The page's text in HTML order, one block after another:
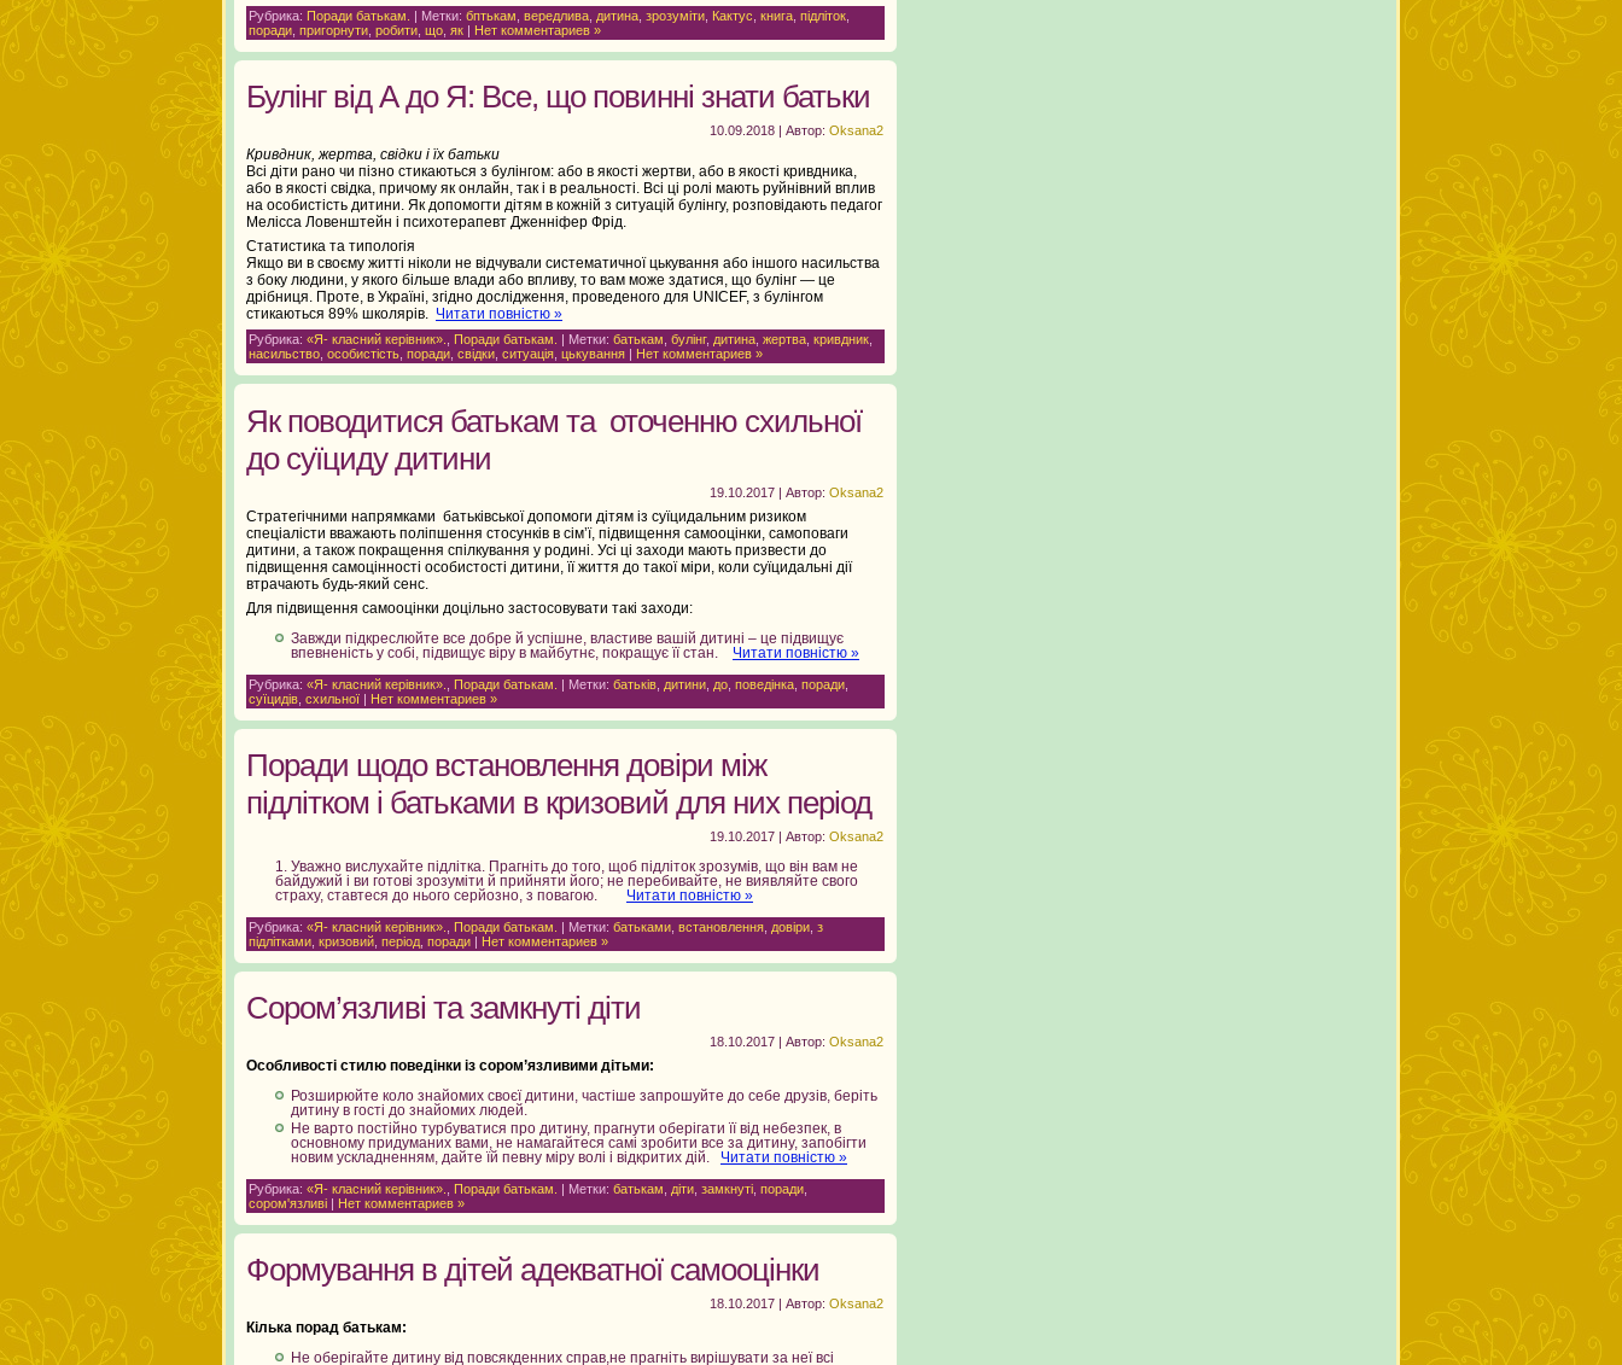
Рубрика: Поради батькам. | Метки: бптькам вередлива дитина зрозуміти Кактус книга підліток
поради пригорнути робити що як | Нет комментариев »
Булінг від А до Я: Все, що повинні знати батьки
10.09.2018 | Автор: Oksana2
Кривдник, жертва, свідки і їх батьки
Всі діти рано чи пізно стикаються з булінгом: або в якості жертви, або в якості кривдника,
або в якості свідка, причому як онлайн, так і в реальності. Всі ці ролі мають руйнівний вплив
на особистість дитини. Як допомогти дітям в кожній з ситуацій булінгу, розповідають педагог
Мелісса Ловенштейн і психотерапевт Дженніфер Фрід.
Статистика та типологія
Якщо ви в своєму житті ніколи не відчували систематичної цькування або іншого насильства
з боку людини, у якого більше влади або впливу, то вам може здатися, що булінг — це
дрібниця. Проте, в Україні, згідно дослідження, проведеного для UNICEF, з булінгом
стикаються 89% школярів. Читати повністю »
Рубрика: «Я- класний керівник». Поради батькам. | Метки: батькам булінг, дитина жертва кривдник
насильство особистість поради свідки ситуація цькування Нет комментариев »
Як поводитися батькам та оточенню схильної
до суїциду дитини
19.10.2017 | Автор: Oksana2
Стратегічними напрямками батьківської допомоги дітям із суїцидальним ризиком
спеціалісти вважають поліпшення стосунків в сім’ї, підвищення самооцінки, самоповаги
дитини, а також покращення спілкування у родині. Усі ці заходи мають призвести до
підвищення самоцінності особистості дитини, її життя до такої міри, коли суїцидальні дії
втрачають будь-який сенс.
Для підвищення самооцінки доцільно застосовувати такі заходи:
Завжди підкреслюйте все добре й успішне, властиве вашій дитині – це підвищує
впевненість у собі, підвищує віру в майбутнє, покращує її стан. Читати повністю »
Рубрика: «Я- класний керівник». Поради батькам. | Метки: батьків дитини до поведінка поради
суїцидів схильної | Нет комментариев »
Поради щодо встановлення довіри між
підлітком і батьками в кризовий для них період
19.10.2017 | Автор: Oksana2
Уважно вислухайте підлітка. Прагніть до того, щоб підліток зрозумів, що він вам не
байдужий і ви готові зрозуміти й прийняти його; не перебивайте, не виявляйте свого
страху, ставтеся до нього серйозно, з повагою. Читати повністю »
Рубрика: «Я- класний керівник». Поради батькам. | Метки: батьками встановлення довіри з
підлітками кризовий період поради | Нет комментариев »
Сором’язливі та замкнуті діти
18.10.2017 | Автор: Oksana2
Особливості стилю поведінки із сором’язливими дітьми:
Розширюйте коло знайомих своєї дитини, частіше запрошуйте до себе друзів, беріть
дитину в гості до знайомих людей.
Не варто постійно турбуватися про дитину, прагнути оберігати її від небезпек, в
основному придуманих вами, не намагайтеся самі зробити все за дитину, запобігти
новим ускладненням, дайте їй певну міру волі і відкритих дій. Читати повністю »
Рубрика: «Я- класний керівник». Поради батькам. | Метки: батькам діти замкнуті поради
сором'язливі | Нет комментариев »
Формування в дітей адекватної самооцінки
18.10.2017 | Автор: Oksana2
Кілька порад батькам:
Не оберігайте дитину від повсякденних справ,не прагніть вирішувати за неї всі